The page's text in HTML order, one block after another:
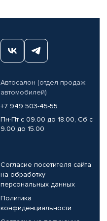
Автосалон (отдел продаж
автомобилей)
+7 949 503-45-55
Пн-Пт с 09.00 до 18.00, Сб с
9.00 до 15.00
Согласие посетителя сайта
на обработку
персональных данных
Политика
конфиденциальности